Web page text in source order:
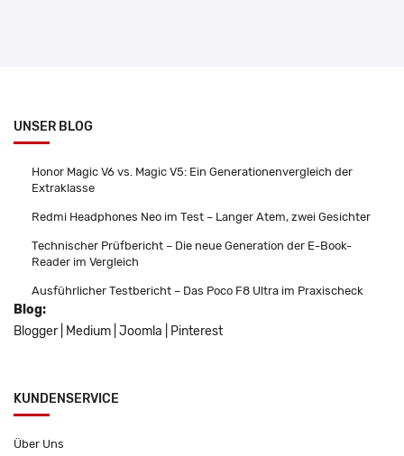
UNSER BLOG
Honor Magic V6 vs. Magic V5: Ein Generationenvergleich der
Extraklasse
Redmi Headphones Neo im Test – Langer Atem, zwei Gesichter
Technischer Prüfbericht – Die neue Generation der E-Book-
Reader im Vergleich
Ausführlicher Testbericht – Das Poco F8 Ultra im Praxischeck
Blog:
Blogger
Medium Joomla Pinterest
KUNDENSERVICE
Über Uns